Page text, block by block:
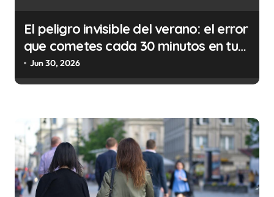
El peligro invisible del verano: el error
que cometes cada 30 minutos en tu
trabajo (y la ilegalidad que te puede
costar la vida)
Jun 30, 2026